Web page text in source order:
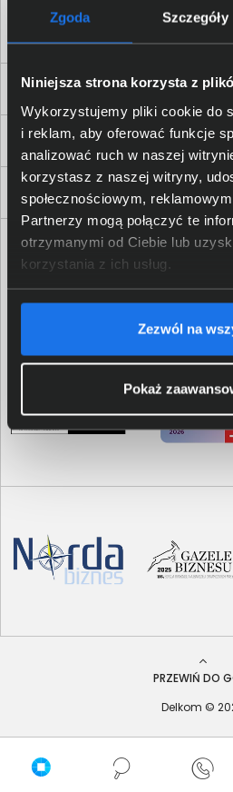
Zgoda Szczegóły
Niniejsza strona korzysta z
Wykorzystujemy pliki cookie do
i reklam, aby oferować funkcje
analizować ruch w naszej
korzystasz z naszej witryny,
społecznościowym,
Partnerzy mogą połączyć te
otrzymanymi od Ciebie lub
korzystania z ich usług.
Zezwól na
Pokaż
Dla Firm i Instytucji
Zakupy
Delkom 2000
PRZEWIŃ DO
Delkom ©